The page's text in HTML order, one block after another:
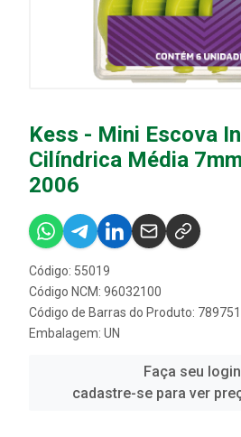
Kess - Mini Escova
Cilíndrica Média
2006
Código: 55019
Código NCM: 96032100
Código de Barras do Produto:
Embalagem: UN
Faça seu
cadastre-se para ver